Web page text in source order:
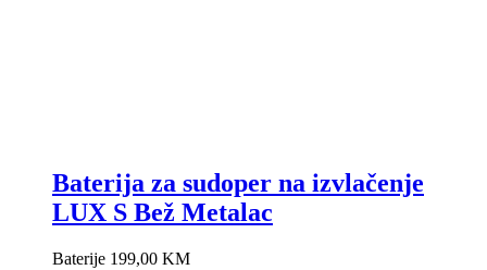
Baterija za sudoper na izvlačenje
LUX S Bež Metalac
Baterije 199,00 KM